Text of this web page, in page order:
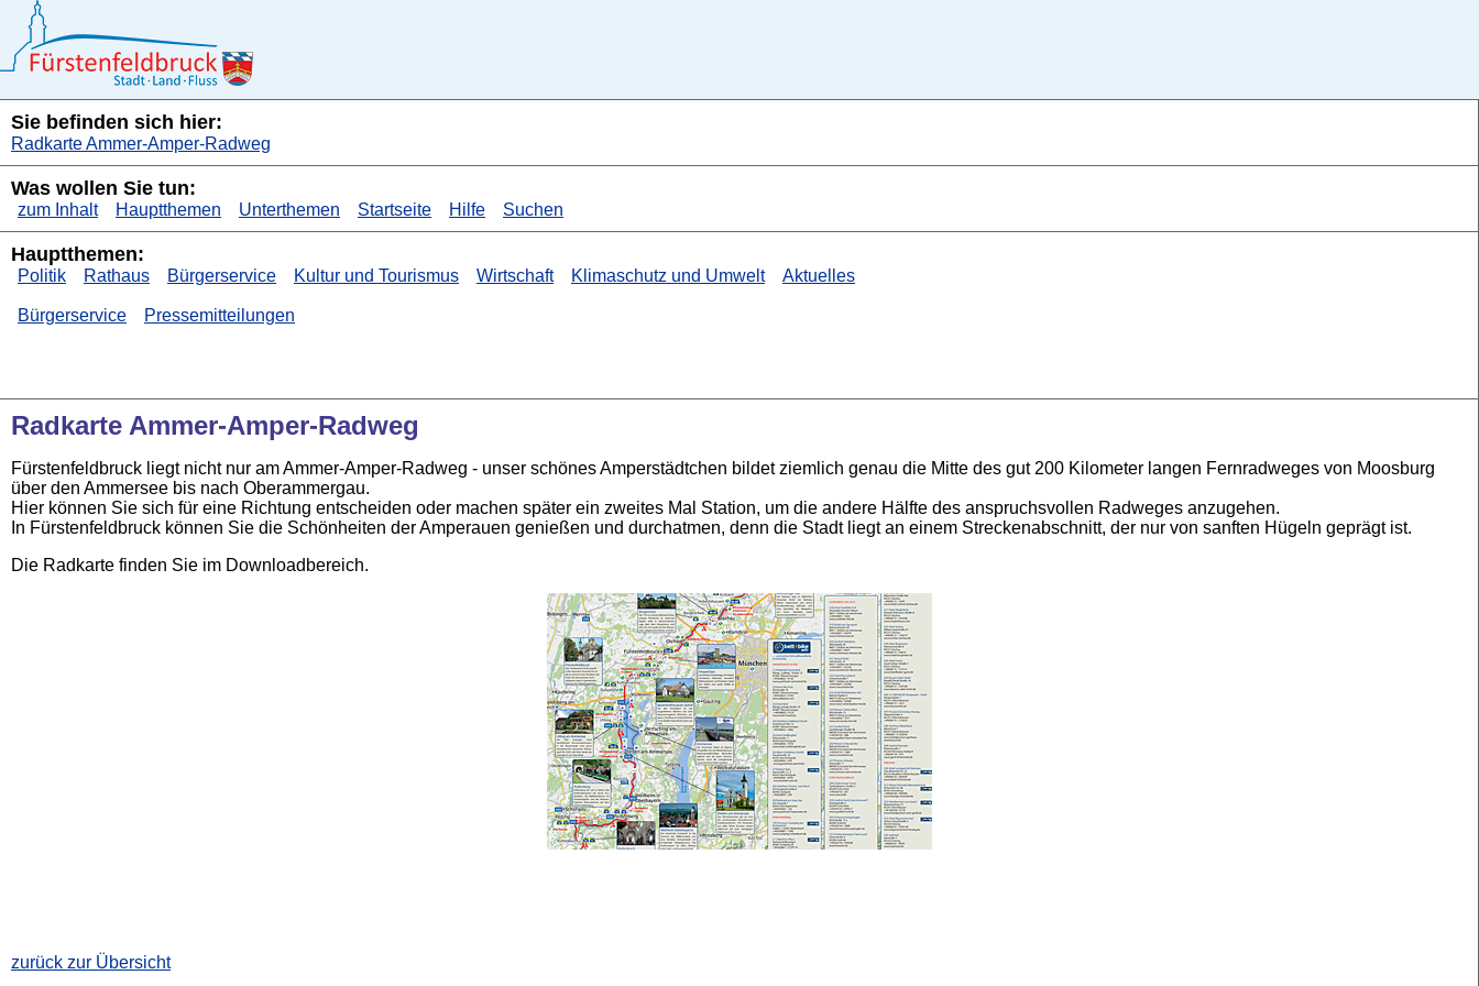
Sie befinden sich hier:
Radkarte Ammer-Amper-Radweg
Was wollen Sie tun:
zum Inhalt Hauptthemen Unterthemen Startseite Hilfe Suchen
Hauptthemen:
Politik Rathaus Bürgerservice Kultur und Tourismus Wirtschaft Klimaschutz und Umwelt Aktuelles
Bürgerservice Pressemitteilungen
Radkarte Ammer-Amper-Radweg
Fürstenfeldbruck liegt nicht nur am Ammer-Amper-Radweg - unser schönes Amperstädtchen bildet ziemlich genau die Mitte des gut 200 Kilometer langen Fernradweges von Moosburg
über den Ammersee bis nach Oberammergau.
Hier können Sie sich für eine Richtung entscheiden oder machen später ein zweites Mal Station, um die andere Hälfte des anspruchsvollen Radweges anzugehen.
In Fürstenfeldbruck können Sie die Schönheiten der Amperauen genießen und durchatmen, denn die Stadt liegt an einem Streckenabschnitt, der nur von sanften Hügeln geprägt ist.
Die Radkarte finden Sie im Downloadbereich.
zurück zur Übersicht